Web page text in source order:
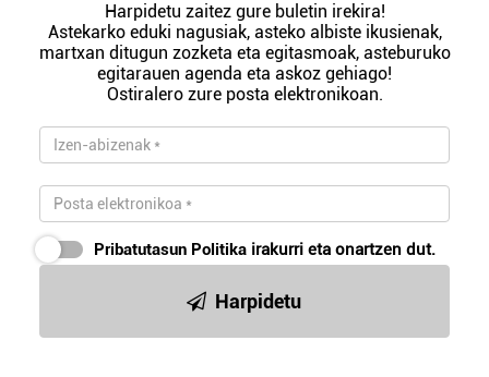
Harpidetu zaitez gure buletin irekira!
Astekarko eduki nagusiak, asteko albiste ikusienak,
martxan ditugun zozketa eta egitasmoak, asteburuko
egitarauen agenda eta askoz gehiago!
Ostiralero zure posta elektronikoan.
Pribatutasun Politika irakurri eta onartzen dut.
Harpidetu